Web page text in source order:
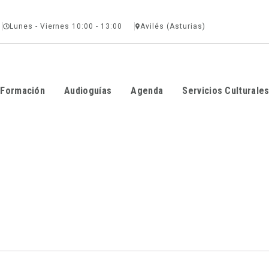
Lunes - Viernes 10:00 - 13:00 Avilés (Asturias)
Formación Audioguías Agenda Servicios Culturales